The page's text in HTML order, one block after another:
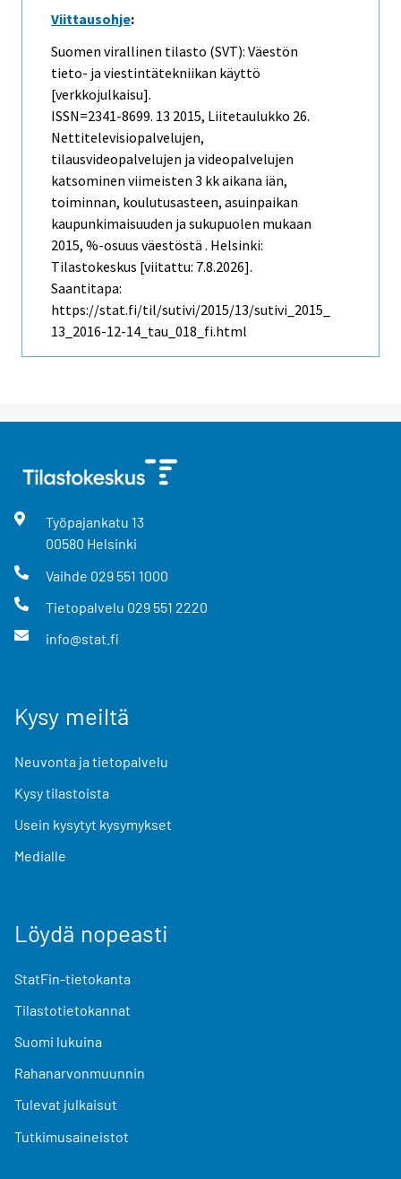
Viittausohje:
Suomen virallinen tilasto (SVT): Väestön
tieto- ja viestintätekniikan käyttö
[verkkojulkaisu].
ISSN=2341-8699. 13 2015, Liitetaulukko 26.
Nettitelevisiopalvelujen,
tilausvideopalvelujen ja videopalvelujen
katsominen viimeisten 3 kk aikana iän,
toiminnan, koulutusasteen, asuinpaikan
kaupunkimaisuuden ja sukupuolen mukaan
2015, %-osuus väestöstä . Helsinki:
Tilastokeskus [viitattu: 7.8.2026].
Saantitapa:
https://stat.fi/til/sutivi/2015/13/sutivi_2015_
13_2016-12-14_tau_018_fi.html
Työpajankatu 13
00580 Helsinki
Vaihde 029 551 1000
Tietopalvelu 029 551 2220
info@stat.fi
Kysy meiltä
Neuvonta ja tietopalvelu
Kysy tilastoista
Usein kysytyt kysymykset
Medialle
Löydä nopeasti
StatFin-tietokanta
Tilastotietokannat
Suomi lukuina
Rahanarvonmuunnin
Tulevat julkaisut
Tutkimusaineistot